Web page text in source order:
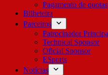
Pagamento de quotas
Bilheteira
Parceiros
Patrocinador
Technical Sponsor
Oficial Sponsor
ESports
Notícias